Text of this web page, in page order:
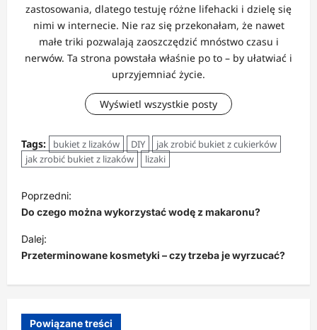
zastosowania, dlatego testuję różne lifehacki i dzielę się
nimi w internecie. Nie raz się przekonałam, że nawet
małe triki pozwalają zaoszczędzić mnóstwo czasu i
nerwów. Ta strona powstała właśnie po to – by ułatwiać i
uprzyjemniać życie.
Wyświetl wszystkie posty
Tags: bukiet z lizaków DIY
jak zrobić bukiet z cukierków
jak zrobić bukiet z lizaków
lizaki
o
b
a
w
Poprzedni:
Do czego można wykorzystać wodę z makaronu?
Dalej:
Przeterminowane kosmetyki – czy trzeba je wyrzucać?
Powiązane treści